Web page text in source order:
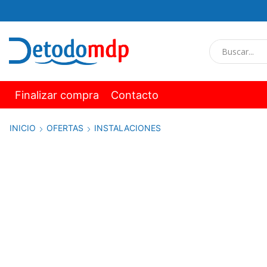
Finalizar compra Contacto
INICIO OFERTAS INSTALACIONES